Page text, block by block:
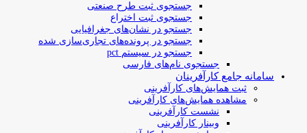
جستجوی ثبت طرح صنعتی
جستجوی ثبت اختراع
جستجو در نشان‌های جغرافیایی
جستجو در پرونده‌های تجاری‌سازی شده
جستجو در سیستم pct
جستجوی نام‌های فارسی
سامانه جامع کارآفرینان
ثبت همایش‌های کارآفرینی
مشاهده همایش‌های کارآفرینی
نشست کارآفرینی
وبینار کارآفرینی